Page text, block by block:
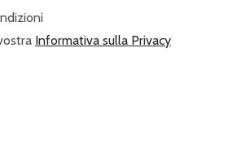
Informativa sulla Privacy